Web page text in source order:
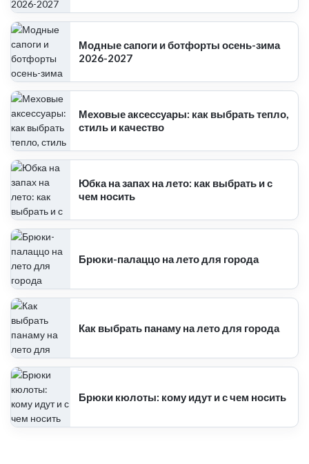
Модные сапоги и ботфорты осень-зима
2026-2027
Меховые аксессуары: как выбрать тепло,
стиль и качество
Юбка на запах на лето: как выбрать и с
чем носить
Брюки-палаццо на лето для города
Как выбрать панаму на лето для города
Брюки кюлоты: кому идут и с чем носить